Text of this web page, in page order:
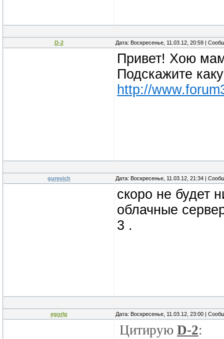
D-2 Дата: Воскресенье, 11.03.12, 20:59 |
Привет! Хою
Подскажите
http://
gurevich Дата: Воскресенье, 11.03.12, 21:34 |
скоро не будет
облачные
3 .
egorlp Дата: Воскресенье, 11.03.12, 23:00 |
Цитирую D-2: